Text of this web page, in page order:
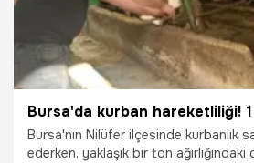
Bursa'nın Nilüfer ilçesinde kurbanlık
ederken, yaklaşık bir ton ağırlığındaki